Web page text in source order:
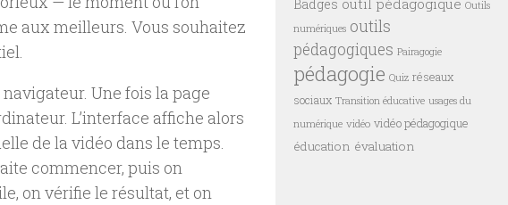
aux meilleurs. Vous souhaitez
Une fois la page
L’interface affiche alors
de la vidéo dans le temps.
commencer, puis on
on vérifie le résultat, et on
Badges
Outils
numériques outils
pédagogiques Pairagogie
pédagogie Quiz réseaux
sociaux Transition éducative usages du
numérique vidéo vidéo pédagogique
éducation évaluation